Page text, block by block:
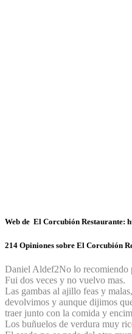
Web de El Corcubión Restaurante:
214 Opiniones sobre El Corcubión
Daniel Aldef2No lo recomiendo
Fui dos veces y no vuelvo mas.
Las gambas al ajillo feas y
devolvimos y aunque dijimos
traer junto con la comida y
Los buñuelos de verdura muy